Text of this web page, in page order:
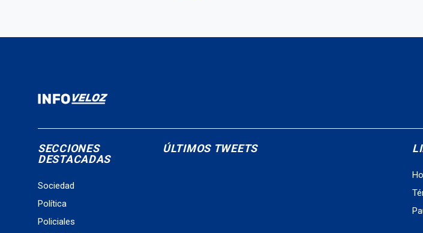
SECCIONES
DESTACADAS
Sociedad
Política
Policiales
ÚLTIMOS TWEETS